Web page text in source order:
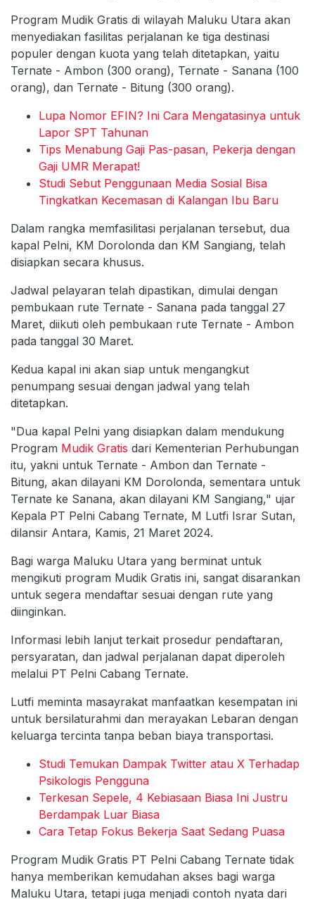
Program Mudik Gratis di wilayah Maluku Utara akan
menyediakan fasilitas perjalanan ke tiga destinasi
populer dengan kuota yang telah ditetapkan, yaitu
Ternate - Ambon (300 orang), Ternate - Sanana (100
orang), dan Ternate - Bitung (300 orang).
Lupa Nomor EFIN? Ini Cara Mengatasinya untuk
Lapor SPT Tahunan
Tips Menabung Gaji Pas-pasan, Pekerja dengan
Gaji UMR Merapat!
Studi Sebut Penggunaan Media Sosial Bisa
Tingkatkan Kecemasan di Kalangan Ibu Baru
Dalam rangka memfasilitasi perjalanan tersebut, dua
kapal Pelni, KM Dorolonda dan KM Sangiang, telah
disiapkan secara khusus.
Jadwal pelayaran telah dipastikan, dimulai dengan
pembukaan rute Ternate - Sanana pada tanggal 27
Maret, diikuti oleh pembukaan rute Ternate - Ambon
pada tanggal 30 Maret.
Kedua kapal ini akan siap untuk mengangkut
penumpang sesuai dengan jadwal yang telah
ditetapkan.
"Dua kapal Pelni yang disiapkan dalam mendukung
Program Mudik Gratis dari Kementerian Perhubungan
itu, yakni untuk Ternate - Ambon dan Ternate -
Bitung, akan dilayani KM Dorolonda, sementara untuk
Ternate ke Sanana, akan dilayani KM Sangiang," ujar
Kepala PT Pelni Cabang Ternate, M Lutfi Israr Sutan,
dilansir Antara, Kamis, 21 Maret 2024.
Bagi warga Maluku Utara yang berminat untuk
mengikuti program Mudik Gratis ini, sangat disarankan
untuk segera mendaftar sesuai dengan rute yang
diinginkan.
Informasi lebih lanjut terkait prosedur pendaftaran,
persyaratan, dan jadwal perjalanan dapat diperoleh
melalui PT Pelni Cabang Ternate.
Lutfi meminta masayrakat manfaatkan kesempatan ini
untuk bersilaturahmi dan merayakan Lebaran dengan
keluarga tercinta tanpa beban biaya transportasi.
Studi Temukan Dampak Twitter atau X Terhadap
Psikologis Pengguna
Terkesan Sepele, 4 Kebiasaan Biasa Ini Justru
Berdampak Luar Biasa
Cara Tetap Fokus Bekerja Saat Sedang Puasa
Program Mudik Gratis PT Pelni Cabang Ternate tidak
hanya memberikan kemudahan akses bagi warga
Maluku Utara, tetapi juga menjadi contoh nyata dari